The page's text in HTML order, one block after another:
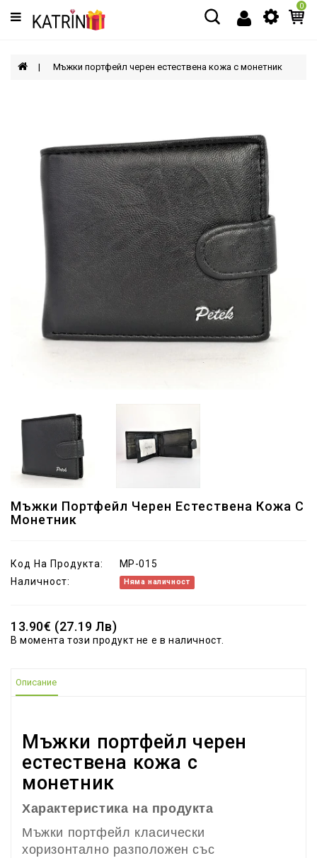
Категории
МЪЖЕ
АКСЕСОАРИ
0
Мъжки портфейл черен естествена кожа с монетник
Мъжки Портфейл Черен Естествена Кожа С
Монетник
Код На Продукта:
MP-015
Наличност:
Няма наличност
13.90€ (27.19 Лв)
В момента този продукт не е в наличност.
Описание
Мъжки портфейл черен
естествена кожа с
монетник
Характеристика на продукта
Мъжки портфейл класически
хоризонтално разположен със